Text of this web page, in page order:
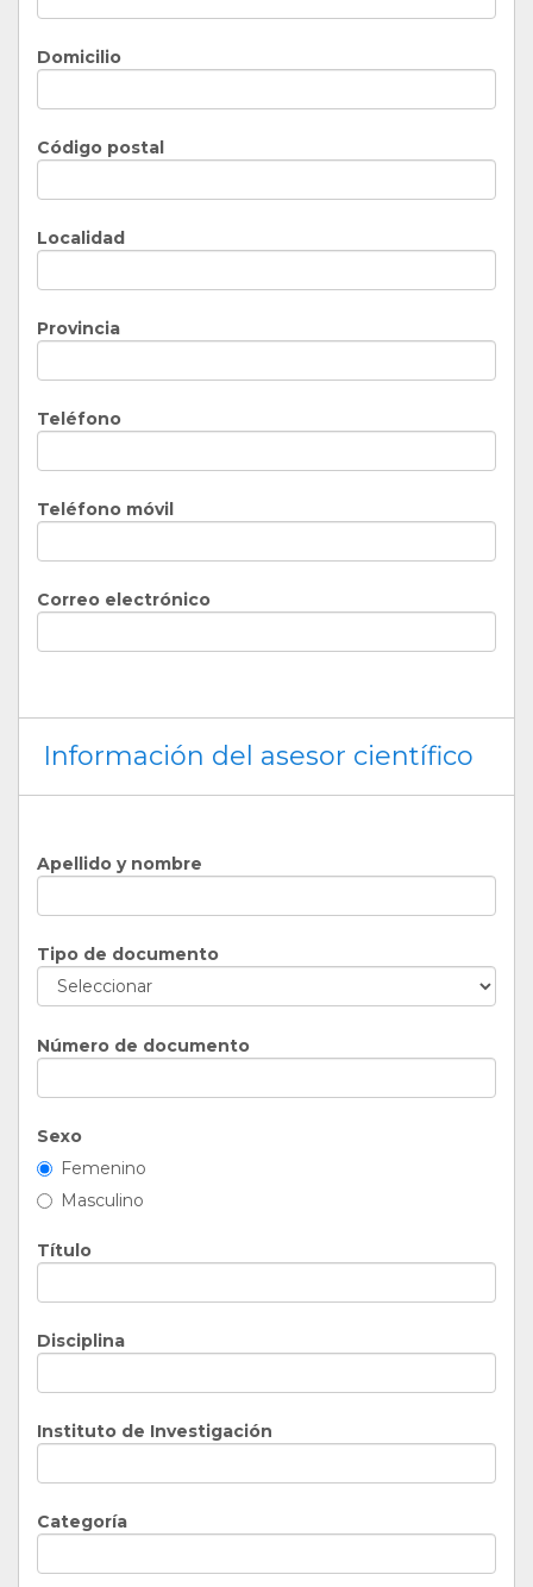
Domicilio
Código postal
Localidad
Provincia
Teléfono
Teléfono móvil
Correo electrónico
Información del asesor científico
Apellido y nombre
Tipo de documento
Número de documento
Sexo
Femenino
Masculino
Título
Disciplina
Instituto de Investigación
Categoría